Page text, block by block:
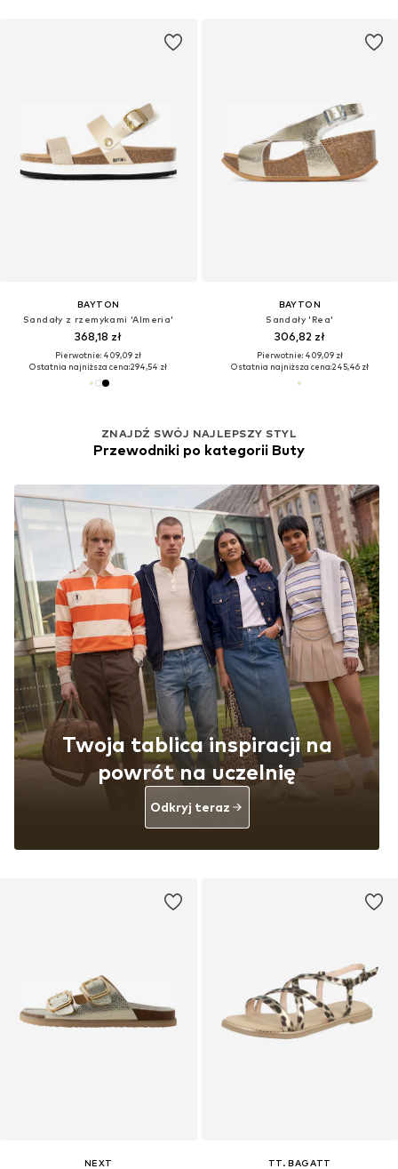
BAYTON
Sandały z rzemykami 'Almeria'
368,18 zł
Pierwotnie: 409,09 zł
Ostatnia najniższa cena:294,54 zł
BAYTON
Sandały 'Rea'
306,82 zł
Pierwotnie: 409,09 zł
Ostatnia najniższa cena:245,46 zł
NEXT
TT. BAGATT
ZNAJDŹ SWÓJ NAJLEPSZY STYL
Przewodniki po kategorii Buty
Twoja tablica inspiracji na
powrót na uczelnię
Odkryj teraz